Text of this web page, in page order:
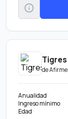
Tigres
deAfirme
Anualidad
Ingreso mínimo
Edad